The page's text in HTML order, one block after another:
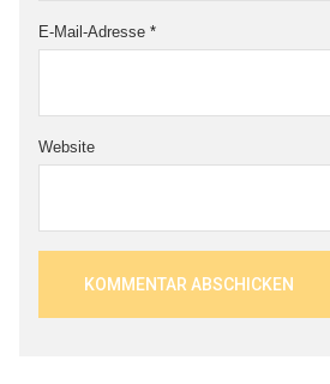
E-Mail-Adresse *
Website